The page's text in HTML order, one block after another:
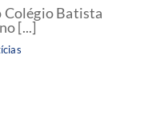
Colégio Batista
[...]